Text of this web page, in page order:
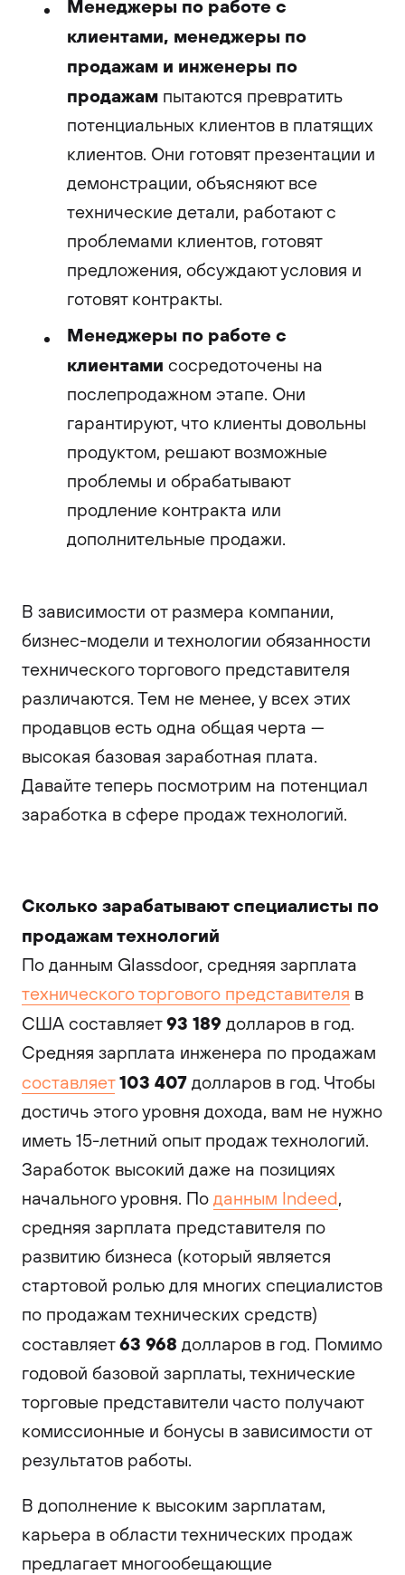
Менеджеры по работе с
клиентами, менеджеры по
продажам и инженеры по
продажам пытаются превратить
потенциальных клиентов в платящих
клиентов. Они готовят презентации и
демонстрации, объясняют все
технические детали, работают с
проблемами клиентов, готовят
предложения, обсуждают условия и
готовят контракты.
Менеджеры по работе с
клиентами сосредоточены на
послепродажном этапе. Они
гарантируют, что клиенты довольны
продуктом, решают возможные
проблемы и обрабатывают
продление контракта или
дополнительные продажи.
В зависимости от размера компании,
бизнес-модели и технологии обязанности
технического торгового представителя
различаются. Тем не менее, у всех этих
продавцов есть одна общая черта —
высокая базовая заработная плата.
Давайте теперь посмотрим на потенциал
заработка в сфере продаж технологий.
Сколько зарабатывают специалисты по
продажам технологий
По данным Glassdoor, средняя зарплата
технического торгового представителя в
США составляет93 189 долларов в год.
Средняя зарплата инженера по продажам
составляет 103 407 долларов в год. Чтобы
достичь этого уровня дохода, вам не нужно
иметь 15-летний опыт продаж технологий.
Заработок высокий даже на позициях
начального уровня. По данным Indeed,
средняя зарплата представителя по
развитию бизнеса (который является
стартовой ролью для многих специалистов
по продажам технических средств)
составляет63 968 долларов в год. Помимо
годовой базовой зарплаты, технические
торговые представители часто получают
комиссионные и бонусы в зависимости от
результатов работы.
В дополнение к высоким зарплатам,
карьера в области технических продаж
предлагает многообещающие